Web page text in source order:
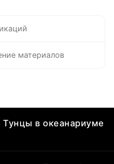
материалов
Тунцы в океанариуме